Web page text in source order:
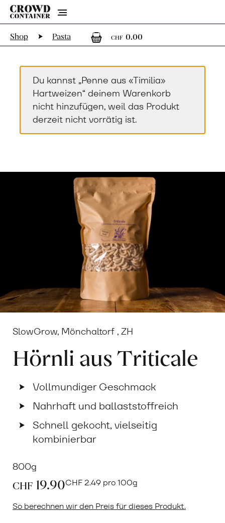
Menu
Shop Pasta
CHF 0.000 Artikel im
Du kannst „Penne aus «Timilia»
Hartweizen“ deinem Warenkorb
nicht hinzufügen, weil das Produkt
derzeit nicht vorrätig ist.
SlowGrow, Mönchaltorf , ZH
Hörnli aus Triticale
Vollmundiger Geschmack
Nahrhaft und ballaststoffreich
Schnell gekocht, vielseitig
kombinierbar
800g
CHF 19.90CHF2.49 pro 100g
So berechnen wir den Preis für dieses Produkt.